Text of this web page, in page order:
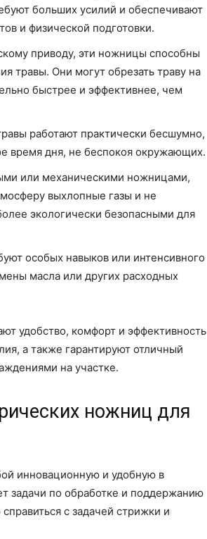
больших усилий и обеспечивают
и физической подготовки.
приводу, эти ножницы способны
травы. Они могут обрезать траву на
быстрее и эффективнее, чем
работают практически бесшумно,
время дня, не беспокоя окружающих.
или механическими ножницами,
выхлопные газы и не
экологически безопасными для
особых навыков или интенсивного
масла или других расходных
удобство, комфорт и эффективность
а также гарантируют отличный
на участке.
ножниц для
инновационную и удобную в
задачи по обработке и поддержанию
с задачей стрижки и